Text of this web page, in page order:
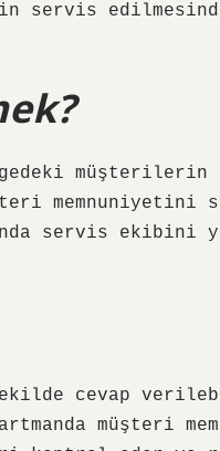
servis
müşterilerin
memnuniyetini
servis ekibini
cevap
müşteri